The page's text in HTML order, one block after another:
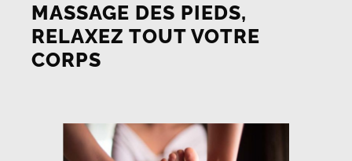
MASSAGE DES PIEDS,
RELAXEZ TOUT VOTRE
CORPS